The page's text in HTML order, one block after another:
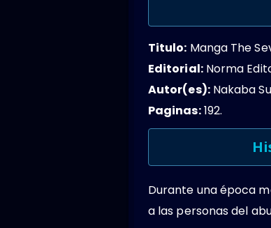
Titulo: Manga The
Editorial:Norma
Autor(es):Nakaba
Paginas:192.
Durante una época
a las personas del